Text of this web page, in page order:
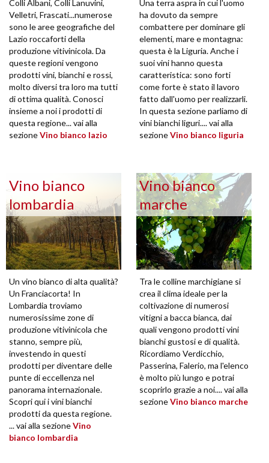
Colli Albani, Colli Lanuvini,
Velletri, Frascati...numerose
sono le aree geografiche del
Lazio roccaforti della
produzione vitivinicola. Da
queste regioni vengono
prodotti vini, bianchi e rossi,
molto diversi tra loro ma tutti
di ottima qualità. Conosci
insieme a noi i prodotti di
questa regione... vai alla
sezioneVino bianco lazio
Una terra aspra in cui l'uomo
ha dovuto da sempre
combattere per dominare gli
elementi, mare e montagna:
questa è la Liguria. Anche i
suoi vini hanno questa
caratteristica: sono forti
come forte è stato il lavoro
fatto dall'uomo per realizzarli.
In questa sezione parliamo di
vini bianchi liguri.... vai alla
sezioneVino bianco liguria
Vino bianco
lombardia
Un vino bianco di alta qualità?
Un Franciacorta! In
Lombardia troviamo
numerosissime zone di
produzione vitivinicola che
stanno, sempre più,
investendo in questi
prodotti per diventare delle
punte di eccellenza nel
panorama internazionale.
Scopri qui i vini bianchi
prodotti da questa regione.
... vai alla sezioneVino
bianco lombardia
Vino bianco
marche
Tra le colline marchigiane si
crea il clima ideale per la
coltivazione di numerosi
vitigni a bacca bianca, dai
quali vengono prodotti vini
bianchi gustosi e di qualità.
Ricordiamo Verdicchio,
Passerina, Falerio, ma l'elenco
è molto più lungo e potrai
scoprirlo grazie a noi.... vai alla
sezioneVino bianco marche